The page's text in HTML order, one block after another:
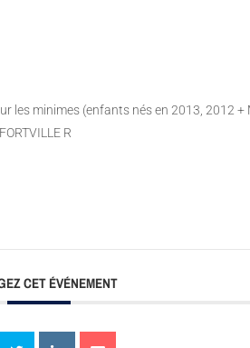
les minimes (enfants nés en 2013, 2012 +
R
CET ÉVÉNEMENT